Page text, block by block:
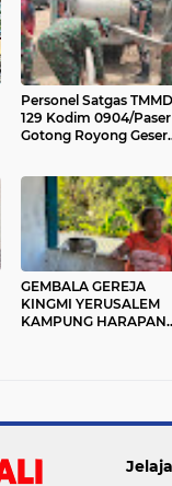
Personel Satgas TMMD
129 Kodim 0904/Paser
Gotong Royong Geser
GEMBALA GEREJA
KINGMI YERUSALEM
KAMPUNG HARAPAN